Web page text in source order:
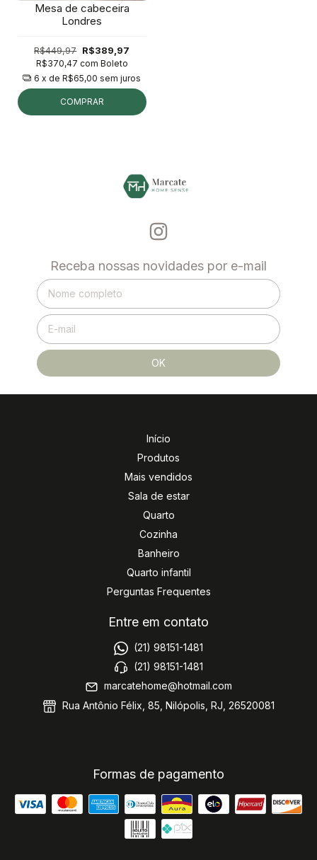
Mesa de cabeceira
Londres
R$449,97 R$389,97
R$370,47 com Boleto
6 x deR$65,00 sem juros
COMPRAR
Receba nossas novidades por e-mail
Início
Produtos
Mais vendidos
Sala de estar
Quarto
Cozinha
Banheiro
Quarto infantil
Perguntas Frequentes
Entre em contato
(21) 98151-1481
(21) 98151-1481
marcatehome@hotmail.com
Rua Antônio Félix, 85, Nilópolis, RJ, 26520081
Formas de pagamento